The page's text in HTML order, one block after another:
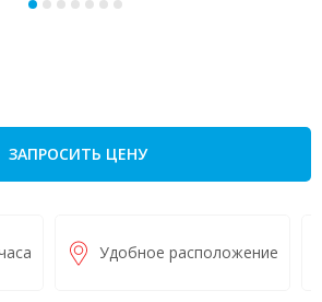
ЗАПРОСИТЬ ЦЕНУ
Удобное расположение